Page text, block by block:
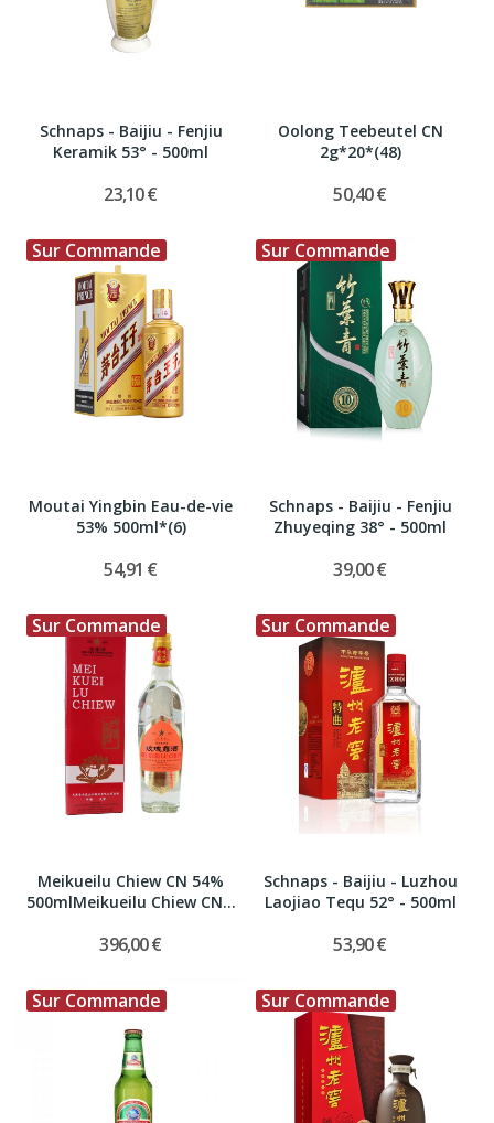
Schnaps - Baijiu - Fenjiu
Keramik 53° - 500ml
23,10 €
Oolong Teebeutel CN
2g*20*(48)
50,40 €
Sur Commande
Moutai Yingbin Eau-de-vie
53% 500ml*(6)
54,91 €
Sur Commande
Schnaps - Baijiu - Fenjiu
Zhuyeqing 38° - 500ml
39,00 €
Sur Commande
Meikueilu Chiew CN 54%
500mlMeikueilu Chiew CN...
396,00 €
Sur Commande
Schnaps - Baijiu - Luzhou
Laojiao Tequ 52° - 500ml
53,90 €
Sur Commande Sur Commande